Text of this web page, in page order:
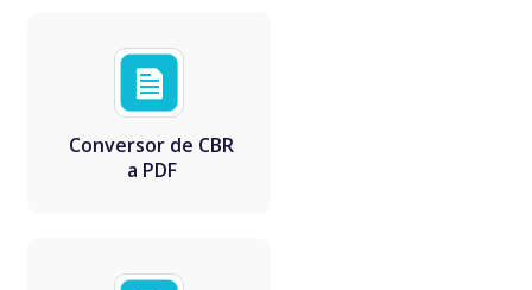
Conversor de CBR
a PDF